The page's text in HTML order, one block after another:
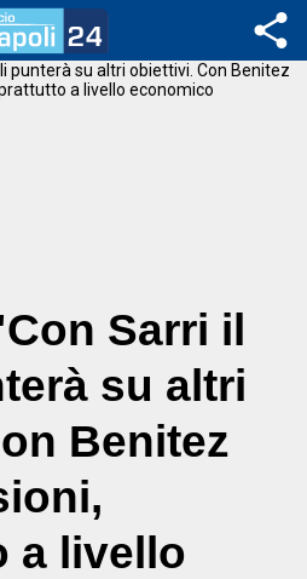
Sarri il
su altri
Benitez
a livello